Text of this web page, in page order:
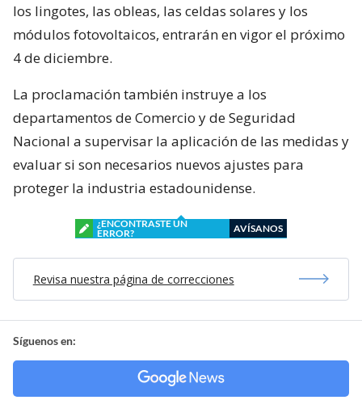
los lingotes, las obleas, las celdas solares y los
módulos fotovoltaicos, entrarán en vigor el próximo
4 de diciembre.
La proclamación también instruye a los
departamentos de Comercio y de Seguridad
Nacional a supervisar la aplicación de las medidas y
evaluar si son necesarios nuevos ajustes para
proteger la industria estadounidense.
¿ENCONTRASTE UN
ERROR?
AVÍSANOS
Revisa nuestra página de correcciones
Síguenos en: